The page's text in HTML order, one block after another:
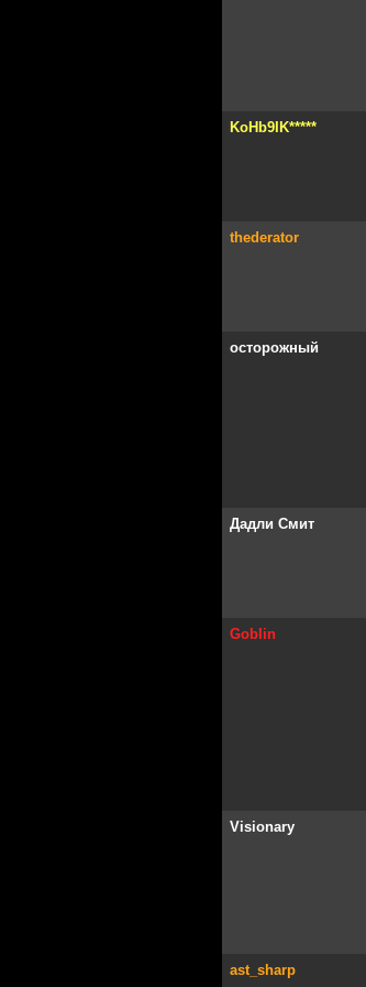
KoHb9IK*****
thederator
осторожный
Дадли Смит
Goblin
Visionary
ast_sharp